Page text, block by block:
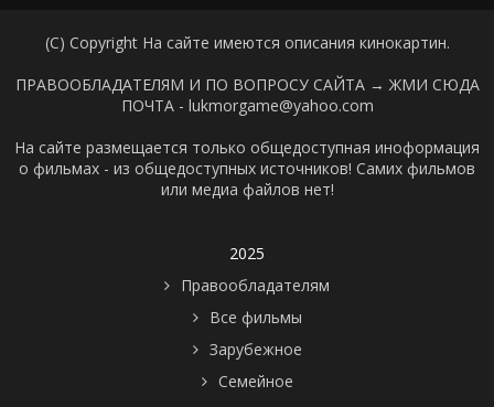
(C) Copyright На сайте имеются описания кинокартин.
ПРАВООБЛАДАТЕЛЯМ И ПО ВОПРОСУ САЙТА → ЖМИ СЮДА
ПОЧТА - lukmorgame@yahoo.com
На сайте размещается только общедоступная иноформация
о фильмах - из общедоступных источников! Самих фильмов
или медиа файлов нет!
2025
Правообладателям
Все фильмы
Зарубежное
Семейное